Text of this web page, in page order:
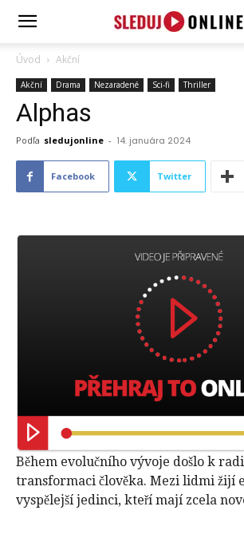
SledujOnline.sk
Úvod Akční
Akční Drama Nezaradené Sci-fi Thriller
Alphas
Podľa sledujonline - 14. januára 2024
Facebook Twitter
Během evolučního vývoje došlo k
transformaci člověka. Mezi lidmi žijí
vyspělejší jedinci, kteří mají zcela